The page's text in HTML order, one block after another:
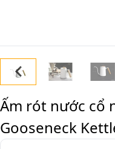
Ấm rót nước cổ
Gooseneck